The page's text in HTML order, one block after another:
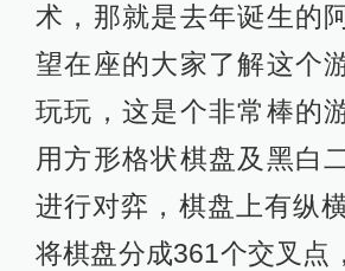
术，那就是去年诞生的
望在座的大家了解这个
玩玩，这是个非常棒的
用方形格状棋盘及黑白
进行对弈，棋盘上有纵
将棋盘分成361个交叉点